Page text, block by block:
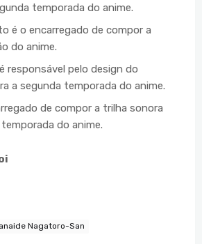
temporada do anime.
é o encarregado de compor a
do anime.
responsável pelo design do
a segunda temporada do anime.
de compor a trilha sonora
do anime.
Nagatoro-San